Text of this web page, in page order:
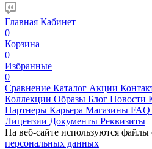
Главная Кабинет
0
Корзина
0
Избранные
0
Сравнение Каталог Акции
Коллекции Образы Блог Новости
Партнеры Карьера Магазины FAQ
Лицензии Документы Реквизиты
На веб-сайте используются файлы
персональных данных